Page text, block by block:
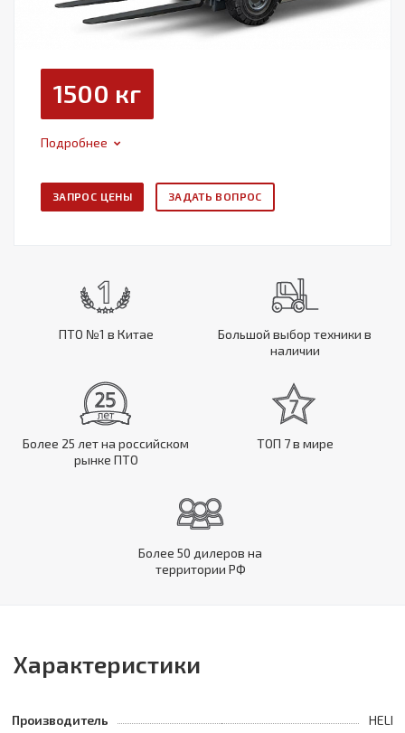
1500 кг
Подробнее
ЗАПРОС ЦЕНЫ ЗАДАТЬ ВОПРОС
ПТО №1 в Китае
Большой выбор техники в
наличии
Более 25 лет на российском
рынке ПТО
ТОП 7 в мире
Более 50 дилеров на
территории РФ
Характеристики
Производитель
HELI